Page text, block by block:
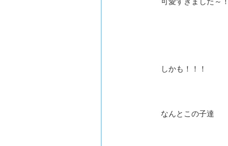
しかも！！！
なんとこの子達